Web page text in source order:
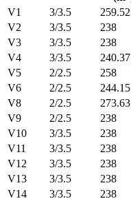
V1
3/3.5 259.52
V2
3/3.5 238
V3
3/3.5 238
V4
3/3.5 240.37
V5
2/2.5 258
V6
2/2.5 244.15
V8
2/2.5 273.63
V9
2/2.5 238
V10
3/3.5 238
V11
3/3.5 238
V12
3/3.5 238
V13
3/3.5 238
V14
3/3.5 238